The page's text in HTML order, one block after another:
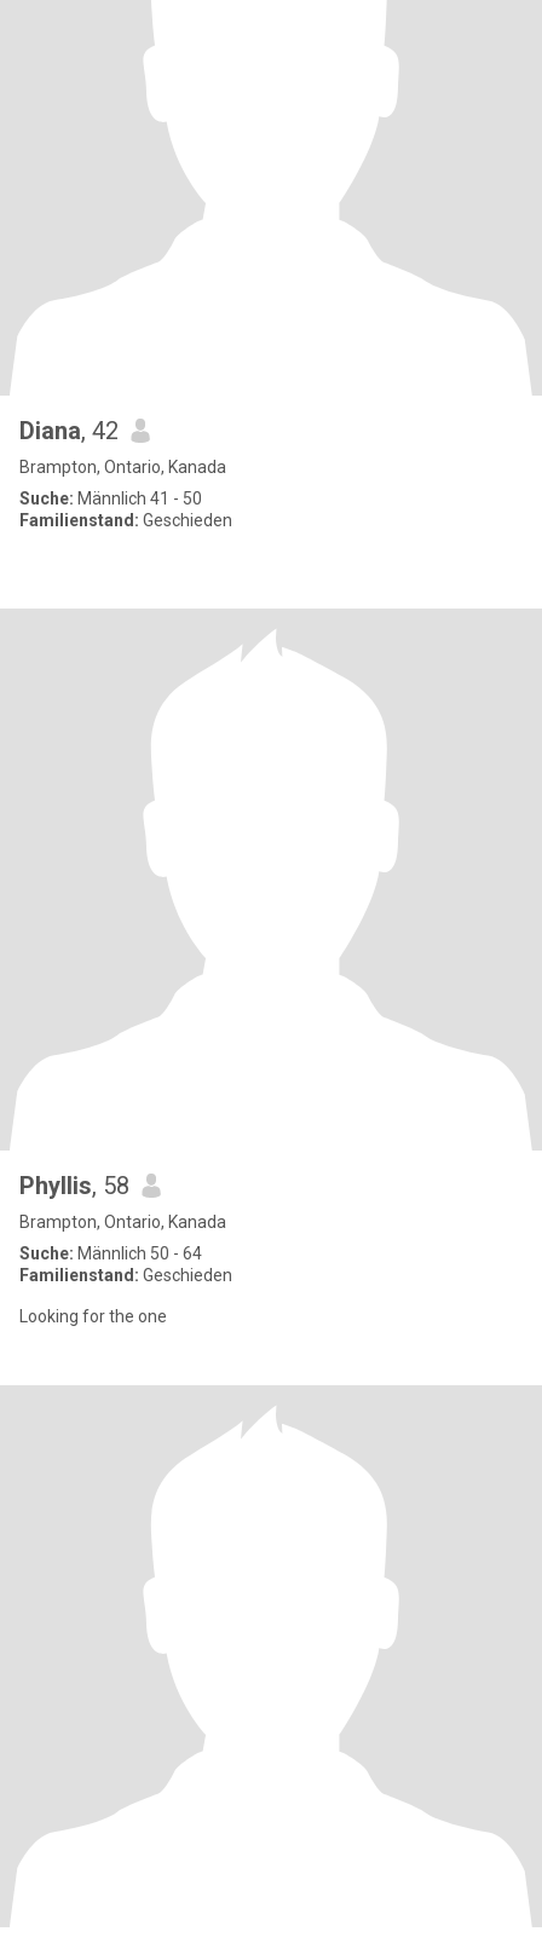
Diana, 42
Brampton, Ontario, Kanada
Suche: Männlich 41 - 50
Familienstand: Geschieden
Phyllis, 58
Brampton, Ontario, Kanada
Suche: Männlich 50 - 64
Familienstand: Geschieden
Looking for the one